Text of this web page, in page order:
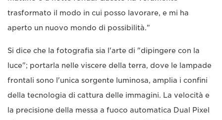
trasformato il modo in cui posso lavorare, e mi ha
aperto un nuovo mondo di possibilità."
Si dice che la fotografia sia l'arte di "dipingere con la
luce"; portarla nelle viscere della terra, dove le lampade
frontali sono l'unica sorgente luminosa, amplia i confini
della tecnologia di cattura delle immagini. La velocità e
la precisione della messa a fuoco automatica Dual Pixel